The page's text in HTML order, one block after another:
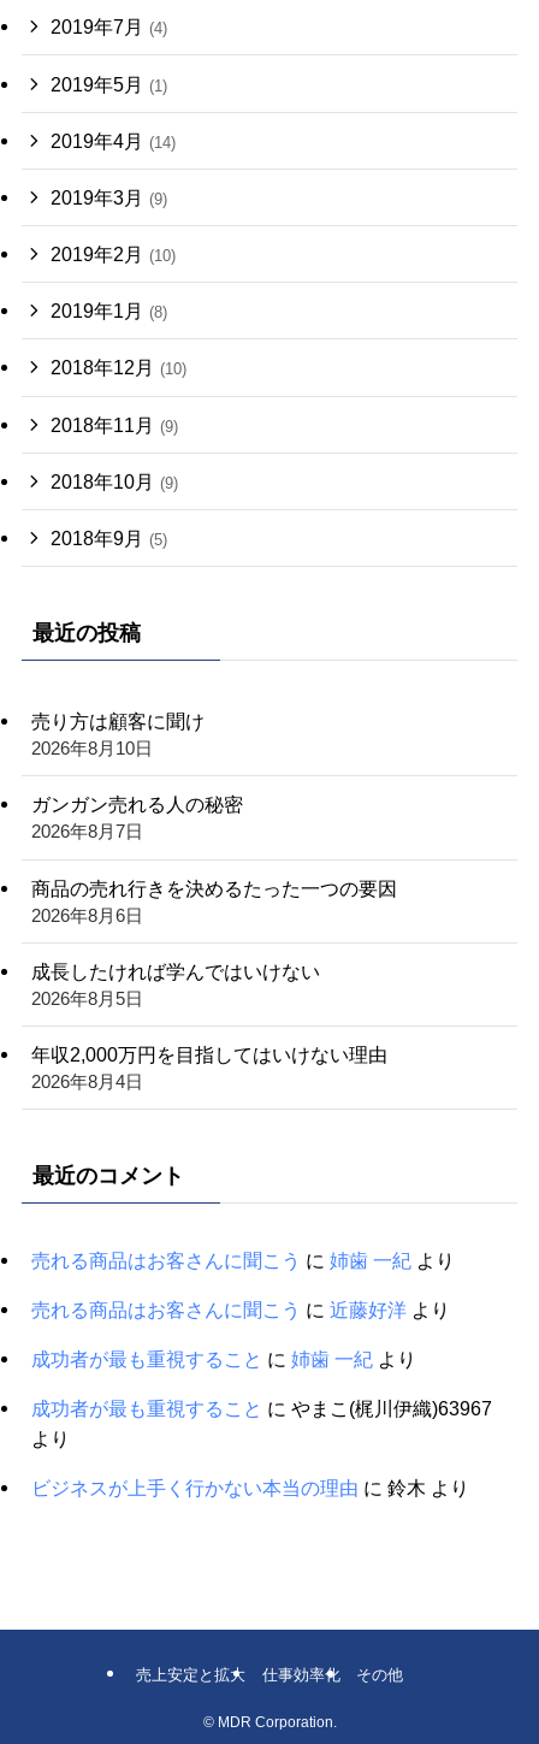
2019年7月 (4)
2019年5月 (1)
2019年4月 (14)
2019年3月 (9)
2019年2月 (10)
2019年1月 (8)
2018年12月 (10)
2018年11月 (9)
2018年10月 (9)
2018年9月 (5)
最近の投稿
売り方は顧客に聞け
2026年8月10日
ガンガン売れる人の秘密
2026年8月7日
商品の売れ行きを決めるたった一つの要因
2026年8月6日
成長したければ学んではいけない
2026年8月5日
年収2,000万円を目指してはいけない理由
2026年8月4日
最近のコメント
売れる商品はお客さんに聞こう に 姉歯 一紀より
売れる商品はお客さんに聞こう に 近藤好洋より
成功者が最も重視すること に 姉歯 一紀より
成功者が最も重視すること に やまこ(梶川伊織)63967
より
ビジネスが上手く行かない本当の理由 に 鈴木 より
売上安定と拡大 仕事効率化 その他
©MDR Corporation.